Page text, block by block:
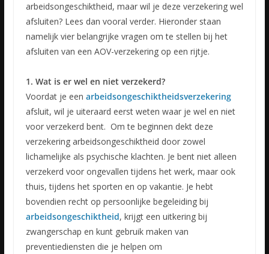
arbeidsongeschiktheid, maar wil je deze verzekering wel
afsluiten? Lees dan vooral verder. Hieronder staan
namelijk vier belangrijke vragen om te stellen bij het
afsluiten van een AOV-verzekering op een rijtje.
1. Wat is er wel en niet verzekerd?
Voordat je een arbeidsongeschiktheidsverzekering
afsluit, wil je uiteraard eerst weten waar je wel en niet
voor verzekerd bent. Om te beginnen dekt deze
verzekering arbeidsongeschiktheid door zowel
lichamelijke als psychische klachten. Je bent niet alleen
verzekerd voor ongevallen tijdens het werk, maar ook
thuis, tijdens het sporten en op vakantie. Je hebt
bovendien recht op persoonlijke begeleiding bij
arbeidsongeschiktheid, krijgt een uitkering bij
zwangerschap en kunt gebruik maken van
preventiediensten die je helpen om